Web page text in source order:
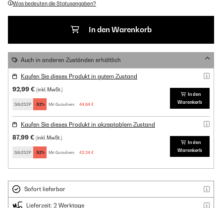
Was bedeuten die Statusangaben?
In den Warenkorb
Auch in anderen Zuständen erhältlich
Kaufen Sie dieses Produkt in gutem Zustand
92,99 € (inkl. MwSt.)
SALE52P -52% Mit Gutschein: 44,64 €
In den
Warenkorb
Kaufen Sie dieses Produkt in akzeptablem Zustand
87,99 € (inkl. MwSt.)
SALE52P -52% Mit Gutschein: 42,24 €
In den
Warenkorb
Sofort lieferbar
Lieferzeit: 2 Werktage